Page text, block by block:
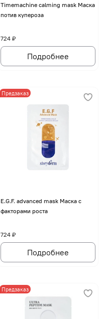
Timemachine calming mask Маска
потив купероза
724 ₽
Подробнее
Предзаказ
E.G.F. advanced mask Маска с
факторами роста
724 ₽
Подробнее
Предзаказ